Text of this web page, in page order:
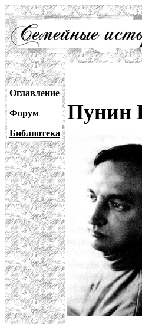
Оглавление
Форум
Библиотека
Пунин